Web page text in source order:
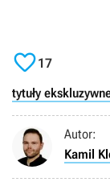
17
tytuły
Autor:
Kamil